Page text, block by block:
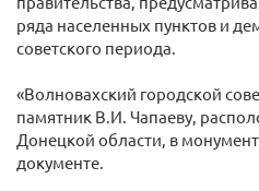
ряда населенных пунктов и
советского периода.
«Волновахский городской
памятник В.И. Чапаеву,
Донецкой области, в
документе.